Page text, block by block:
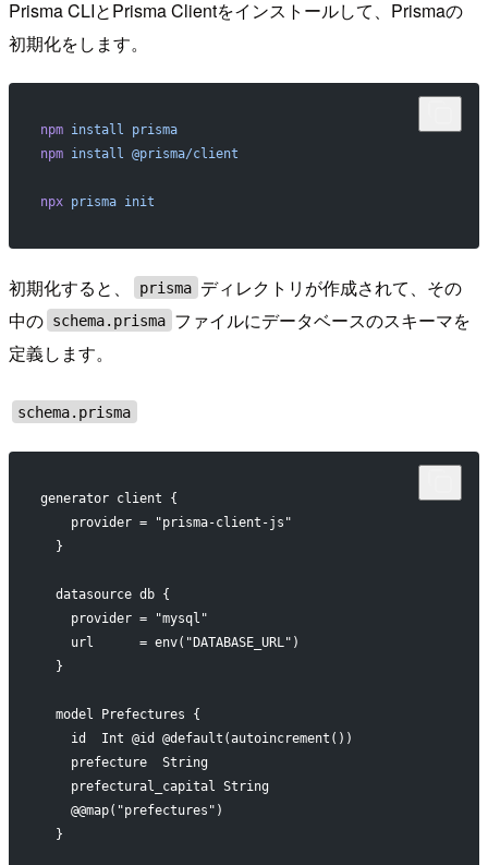
Prisma CLIとPrisma Clientをインストールして、Prismaの
初期化をします。
npm install prisma
npm install @prisma/client
npx prisma init
初期化すると、 prisma ディレクトリが作成されて、その
中の schema.prisma ファイルにデータベースのスキーマを
定義します。
schema.prisma
generator client {
    provider = "prisma-client-js"
  }
  datasource db {
    provider = "mysql"
    url      = env("DATABASE_URL")
  }
  model Prefectures {
    id  Int @id @default(autoincrement())
    prefecture  String
    prefectural_capital String
    @@map("prefectures")
  }